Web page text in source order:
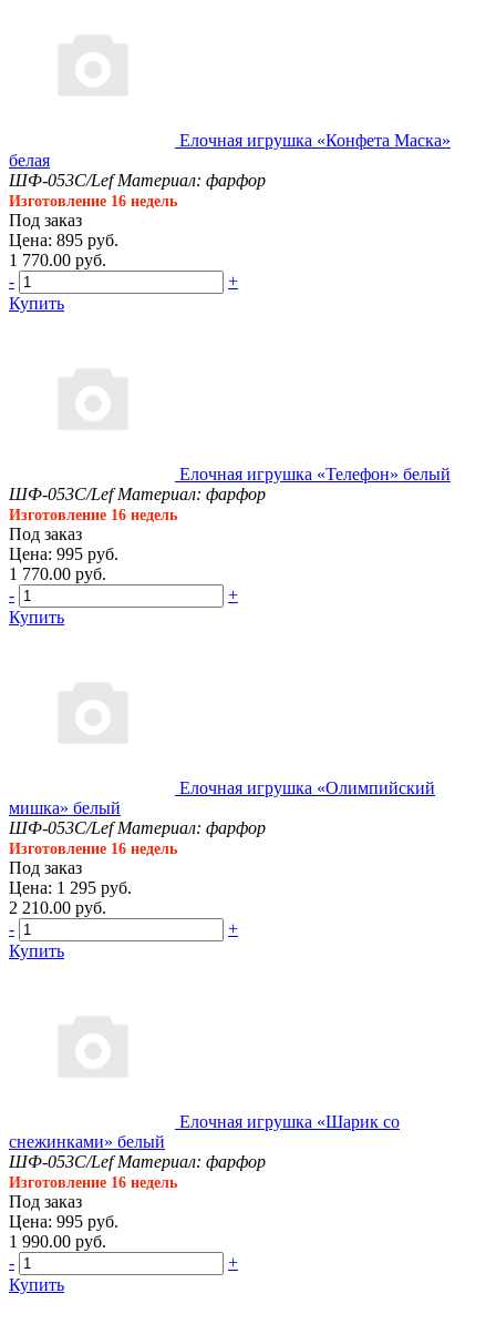
Елочная игрушка «Конфета Маска»
белая
ШФ-053С/Lef Материал: фарфор
Изготовление 16 недель
Под заказ
Цена: 895 руб.
1 770.00 руб.
-
+
Купить
Елочная игрушка «Телефон» белый
ШФ-053С/Lef Материал: фарфор
Изготовление 16 недель
Под заказ
Цена: 995 руб.
1 770.00 руб.
-
+
Купить
Елочная игрушка «Олимпийский
мишка» белый
ШФ-053С/Lef Материал: фарфор
Изготовление 16 недель
Под заказ
Цена: 1 295 руб.
2 210.00 руб.
-
+
Купить
Елочная игрушка «Шарик со
снежинками» белый
ШФ-053С/Lef Материал: фарфор
Изготовление 16 недель
Под заказ
Цена: 995 руб.
1 990.00 руб.
-
+
Купить